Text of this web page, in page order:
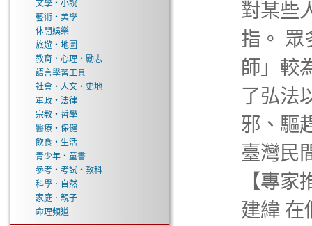
文學‧小說
藝術‧美學
休閒娛樂
旅遊‧地圖
教育‧心理‧勵志
語言學習工具
社會‧人文‧史地
軍政‧法律
宗教‧哲學
醫療‧保健
飲食‧生活
青少年‧童書
參考‧考試‧教科
科學．自然
家庭．親子
命理頻道
對某些
指。 眾
師」較
了弘法
邪、驅
臺灣民
【專
建緯 在